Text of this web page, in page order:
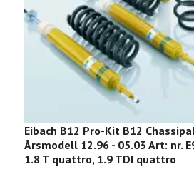
Eibach B12 Pro-Kit B12
Årsmodell 12.96 - 05.03 Art: nr.
1.8 T quattro, 1.9 TDI quattro